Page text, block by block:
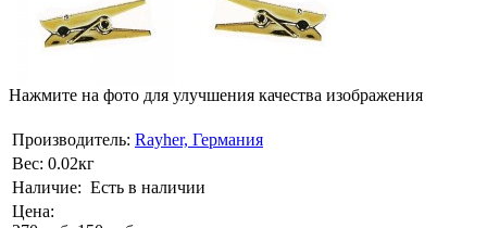
Нажмите на фото для улучшения качества изображения
Производитель: Rayher, Германия
Вес: 0.02кг
Наличие: Есть в наличии
Цена: